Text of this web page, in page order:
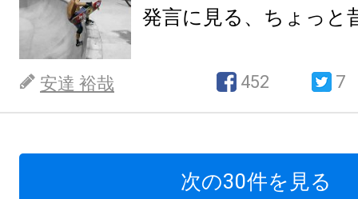
発言に見る、ちょっと
安達 裕哉 452 7
次の30件を見る